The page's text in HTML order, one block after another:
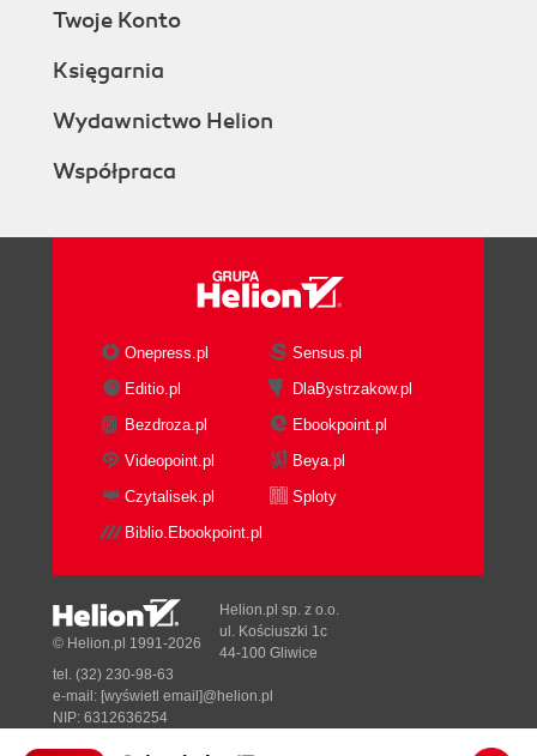
Twoje Konto
Księgarnia
Wydawnictwo Helion
Współpraca
Onepress.pl
Sensus.pl
Editio.pl
DlaBystrzakow.pl
Bezdroza.pl
Ebookpoint.pl
Videopoint.pl
Beya.pl
Czytalisek.pl
Sploty
Biblio.Ebookpoint.pl
© Helion.pl 1991-2026
Helion.pl sp. z o.o.
ul. Kościuszki 1c
44-100 Gliwice
tel. (32) 230-98-63
e-mail: [wyświetl email]@helion.pl
NIP: 6312636254